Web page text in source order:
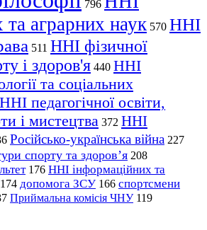
796
аграрних наук 570 ННІ
511 ННІ фізичної
і здоров'я 440 ННІ
та соціальних
ННІ педагогічної освіти,
і мистецтва 372 ННІ
Російсько-українська війна 227
спорту та здоров’я 208
176 ННІ інформаційних та
174 допомога ЗСУ 166 спортсмени
Приймальна комісія ЧНУ 119